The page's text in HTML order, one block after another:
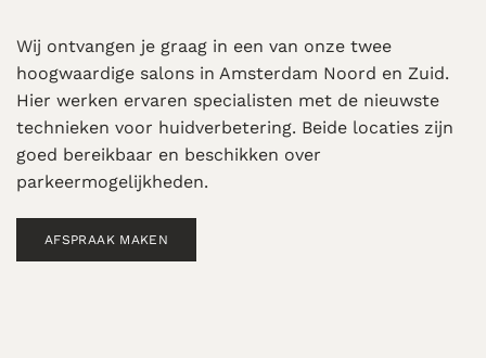
Wij ontvangen je graag in een van onze twee
hoogwaardige salons in Amsterdam Noord en Zuid.
Hier werken ervaren specialisten met de nieuwste
technieken voor huidverbetering. Beide locaties zijn
goed bereikbaar en beschikken over
parkeermogelijkheden.
AFSPRAAK MAKEN